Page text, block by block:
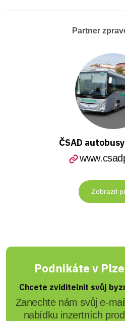
Partner
ČSAD
Zobrazit
Podnikáte v
Chcete zviditelnit svůj
Zanechte nám svůj e-
nabídku inzertních